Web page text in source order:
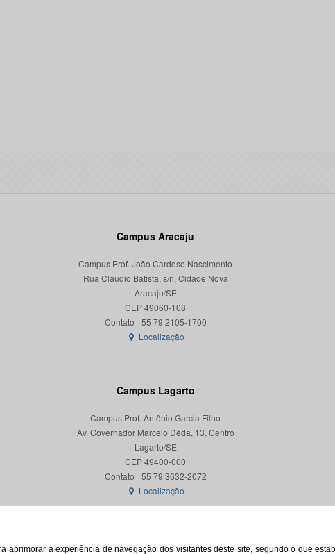
aprimorar a experiência de navegação dos visitantes deste site, segundo o que
Campus Aracaju
Campus Prof. João Cardoso Nascimento
Rua Cláudio Batista, s/n, Cidade Nova
Aracaju/SE
CEP 49060-108
Localização
Campus Lagarto
Campus Prof. Antônio Garcia Filho
Av. Governador Marcelo Déda, 13, Centro
Lagarto/SE
CEP 49400-000
Localização